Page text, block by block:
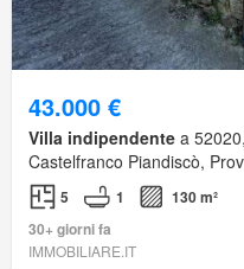
43.000 €
Villa indipendente a
Castelfranco Piandiscò,
5 1
130 m²
30+ giorni fa
IMMOBILIARE.IT